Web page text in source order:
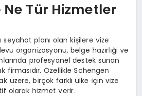
Ne Tür Hizmetler
seyahat planı olan kişilere vize
organizasyonu, belge hazırlığı ve
profesyonel destek sunan
firmasıdır. Özellikle Schengen
üzere, birçok farklı ülke için vize
olarak hizmet verir.